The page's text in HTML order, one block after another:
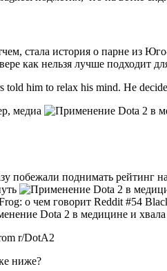
стала история о парне из
как нельзя лучше подходит
told him to relax his mind. He
медиа
побежали поднимать
r/DotA2
ниже?